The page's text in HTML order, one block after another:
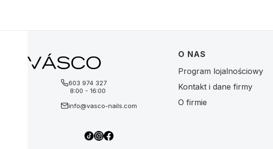
603 974 327
8:00 - 16:00
info@vasco-nails.com
Linki w stopce
O NAS
Program lojalnościowy
Kontakt i dane firmy
O firmie